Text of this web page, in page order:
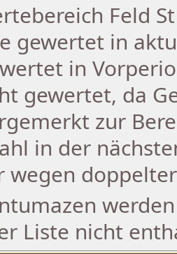
Feld
gewertet in
in
gewertet, da
zur
in der
wegen
Liste nicht